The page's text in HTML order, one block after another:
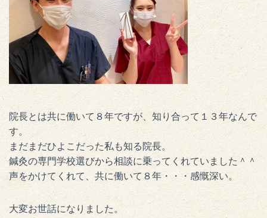
院長とは共に働いて８年ですが、知り合って１３年なんで
す。
まだまだひよこだった私も知る院長。
鍼灸の専門学校選びから相談に乗ってくれていました＾＾
声をかけてくれて、共に働いて８年・・・感慨深い。
大変お世話になりました。